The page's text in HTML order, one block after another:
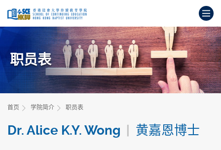
要
打
开
要
内
职员表
首页 学院简介 职员表
Dr. Alice K.Y. Wong 黄嘉恩博士